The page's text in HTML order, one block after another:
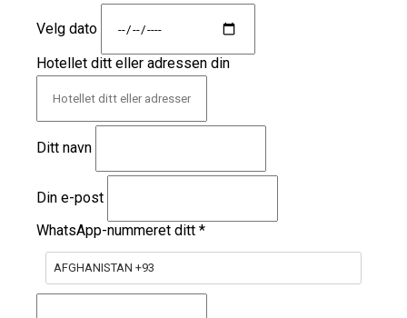
Velg dato
Hotellet ditt eller adressen din
Ditt navn
Din e-post
WhatsApp-nummeret ditt *
AFGHANISTAN +93